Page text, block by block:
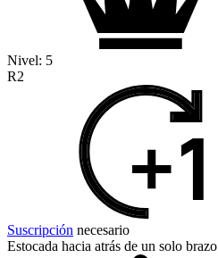
Nivel: 5
R2
Suscripción necesario
Estocada hacia atrás de un solo brazo